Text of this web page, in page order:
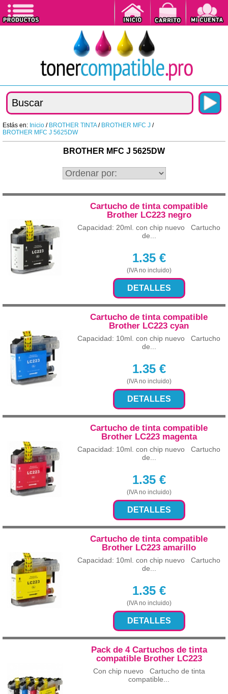
Estás en: Inicio / BROTHER TINTA/ BROTHER MFC J /
BROTHER MFC J 5625DW
BROTHER MFC J 5625DW
Cartucho de tinta compatible
Brother LC223 negro
Capacidad: 20ml. con chip nuevo Cartucho
de...
1.35€
(IVA no incluido)
DETALLES
Cartucho de tinta compatible
Brother LC223 cyan
Capacidad: 10ml. con chip nuevo Cartucho
de...
1.35€
(IVA no incluido)
DETALLES
Cartucho de tinta compatible
Brother LC223 magenta
Capacidad: 10ml. con chip nuevo Cartucho
de...
1.35€
(IVA no incluido)
DETALLES
Cartucho de tinta compatible
Brother LC223 amarillo
Capacidad: 10ml. con chip nuevo Cartucho
de...
1.35€
(IVA no incluido)
DETALLES
Pack de 4 Cartuchos de tinta
compatible Brother LC223
Con chip nuevo Cartucho de tinta
compatible...